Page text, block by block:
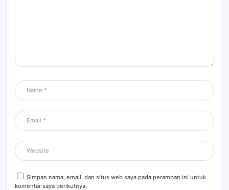
Simpan nama, email, dan situs web saya pada peramban ini untuk
komentar saya berikutnya.